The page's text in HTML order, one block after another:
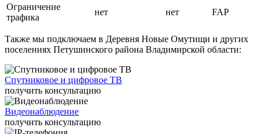
Ограничение
трафика
нет нет FAP
Также мы подключаем в Деревня Новые Омутищи и других
поселениях Петушинского района Владимирской области:
Спутниковое и цифровое ТВ
получить консультацию
Видеонаблюдение
получить консультацию